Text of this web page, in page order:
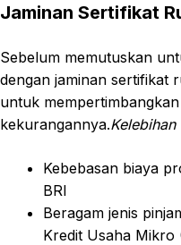
Jaminan Sertifikat
Sebelum memutuskan
dengan jaminan sertifikat
untuk
kekurangannya.Kelebihan
Kebebasan biaya
BRI
Beragam jenis
Kredit Usaha Mikro